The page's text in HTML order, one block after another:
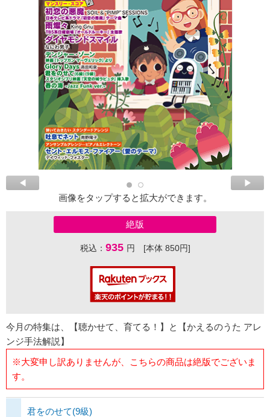
画像をタップすると拡大ができます。
絶版
税込： 935 円 [本体 850円]
今月の特集は、【聴かせて、育てる！】と【かえるのうた アレ
ンジ手法解説】
※大変申し訳ありませんが、こちらの商品は絶版でございま
す。
君をのせて(9級)